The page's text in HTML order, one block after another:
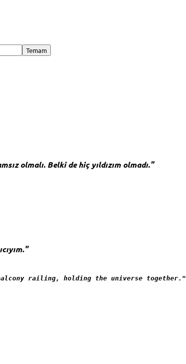
olmalı. Belki de hiç yıldızım olmadı."
railing, holding the universe together."